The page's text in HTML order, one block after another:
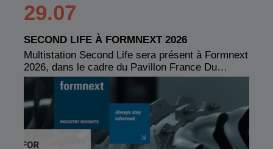
29.07
SECOND LIFE À FORMNEXT 2026
Multistation Second Life sera présent à Formnext
2026, dans le cadre du Pavillon France Du…